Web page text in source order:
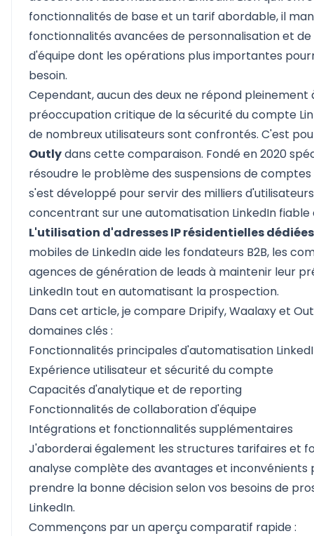
fonctionnalités de base et un tarif abordable, il
fonctionnalités avancées de personnalisation et
d'équipe dont les opérations plus importantes
besoin.
Cependant, aucun des deux ne répond pleinement
préoccupation critique de la sécurité du compte
de nombreux utilisateurs sont confrontés. C'est
Outlydans cette comparaison. Fondé en 2020
résoudre le problème des suspensions de comptes
s'est développé pour servir des milliers
concentrant sur une automatisation LinkedIn fiable
L'utilisation d'adresses IP résidentielles dédiées
mobiles de LinkedIn aide les fondateurs B2B, les
agences de génération de leads à maintenir leur
LinkedIn tout en automatisant la prospection.
Dans cet article, je compare Dripify, Waalaxy et
domaines clés :
Fonctionnalités principales d'automatisation
Expérience utilisateur et sécurité du compte
Capacités d'analytique et de reporting
Fonctionnalités de collaboration d'équipe
Intégrations et fonctionnalités supplémentaires
J'aborderai également les structures tarifaires et
analyse complète des avantages et inconvénients
prendre la bonne décision selon vos besoins de
LinkedIn.
Commençons par un aperçu comparatif rapide :